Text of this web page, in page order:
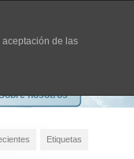
nosotros
Etiquetas
de las